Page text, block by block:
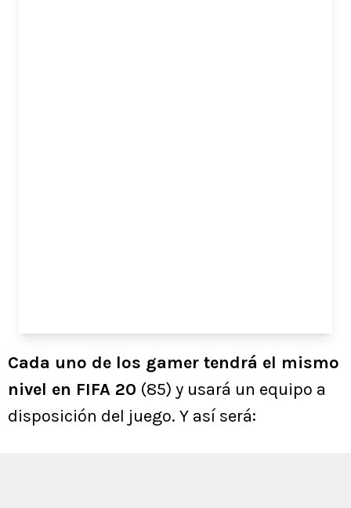
Cada uno de los gamer tendrá el mismo
nivel en FIFA 20 (85) y usará un equipo a
disposición del juego. Y así será: